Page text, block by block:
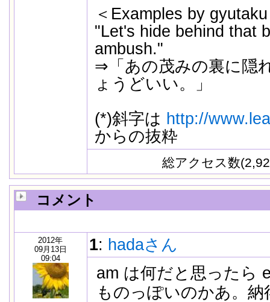
＜Examples by
"Let's hide behind that
ambush."
⇒「あの茂みの裏に隠
ょうどいい。」
(*)斜字は http://
からの抜粋
総アクセス数
コメント
2012年
09月13日
09:04
1: hadaさん
am は何だと思ったら
ものっぽいのかあ。納